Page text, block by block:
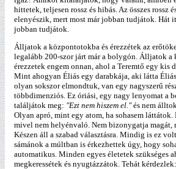
hittetek, teljesen rossz és hibás. Az összes rossz
elenyészik, mert most már jobban tudjátok. Hát
jobban tudjátok.
Álljatok a központotokba és érezzétek az
legalább 200-szor járt már a bolygón. Álljatok a
érezzetek engem onnan, ahol a Teremtő egy kis
Mint ahogyan Éliás egy darabkája, aki látta
olyan sokszor elmondtuk, van egy nagyszerű
többdimenziós. Ez óriási, egy nagy lenyomat a
találjátok meg: "Ezt nem hiszem el."és nem
Olyan apró, mint egy atom, ha sohasem láttátok.
mivel nem helyénvaló. Nem bizonygatja magát,
Készen áll a szabad választásra. Mindig is ez
sámánok a múltban is érkezhettek úgy, hogy
automatikus. Minden egyes életetek szükséges
megkeressétek és nyugtázzátok. Tehát kérdezlek: